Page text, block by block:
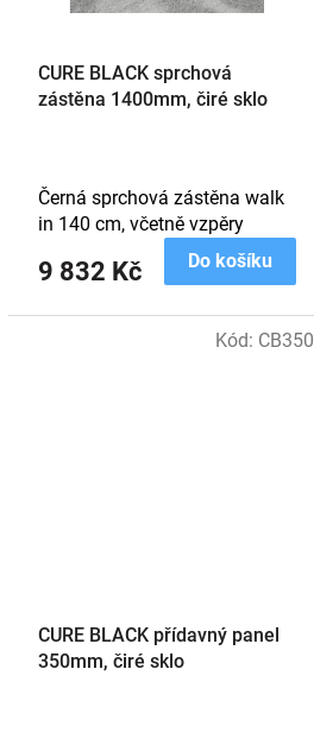
CURE BLACK sprchová
zástěna 1400mm, čiré sklo
9 832 Kč Do košíku
Černá sprchová zástěna walk
in 140 cm, včetně vzpěry
CURE BLACK přídavný panel
350mm, čiré sklo
Kód: CB350